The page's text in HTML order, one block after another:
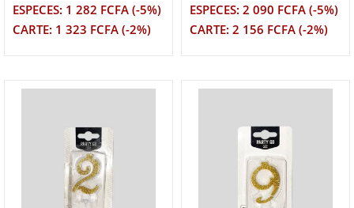
ESPECES: 1 282 FCFA (-5%)
CARTE: 1 323 FCFA (-2%)
ESPECES: 2 090 FCFA (-5%)
CARTE: 2 156 FCFA (-2%)